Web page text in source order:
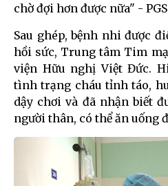
chờ đợi hơn được nữa" -
Sau ghép, bệnh nhi được
hồi sức, Trung tâm Tim
viện Hữu nghị Việt Đức.
tình trạng cháu tỉnh táo,
dậy chơi và đã nhận biết
người thân, có thể ăn uống